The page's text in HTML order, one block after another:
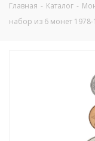
Главная - Каталог -
набор из 6 монет 1978-